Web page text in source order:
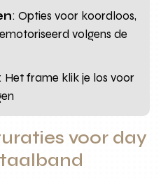
: Opties voor koordloos,
volgens de
: Het frame klik je los voor
voor day